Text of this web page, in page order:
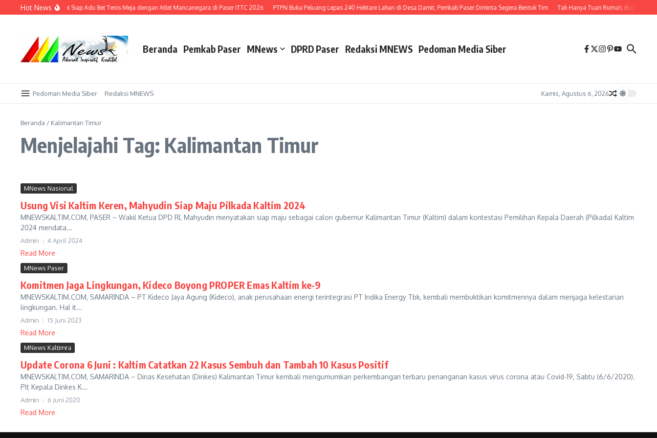
Lewati ke konten
Hot News
Rumah, Bupati Fahmi Siap Adu Bet Tenis Meja dengan Atlet Mancanegara di Paser ITTC 2026 PTPN Buka Peluang Lepas 240 Hektare Lahan di Desa Damit, Pemkab Paser Diminta Segera Bentuk Tim Tak Hanya Tuan Rumah, Bupati
Beranda Pemkab Paser MNews DPRD Paser Redaksi MNEWS Pedoman Media Siber
Pedoman Media Siber Redaksi MNEWS Kamis, Agustus 6, 2026
Beranda / Kalimantan Timur
Menjelajahi Tag: Kalimantan Timur
MNews Nasional
Usung Visi Kaltim Keren, Mahyudin Siap Maju Pilkada Kaltim 2024
MNEWSKALTIM.COM, PASER – Wakil Ketua DPD RI, Mahyudin menyatakan siap maju sebagai calon gubernur Kalimantan Timur (Kaltim) dalam kontestasi Pemilihan Kepala Daerah (Pilkada) Kaltim
2024 mendata...
Admin 4 April 2024
Read More
MNews Paser
Komitmen Jaga Lingkungan, Kideco Boyong PROPER Emas Kaltim ke-9
MNEWSKALTIM.COM, SAMARINDA – PT Kideco Jaya Agung (Kideco), anak perusahaan energi terintegrasi PT Indika Energy Tbk, kembali membuktikan komitmennya dalam menjaga kelestarian
lingkungan. Hal it...
Admin 15 Juni 2023
Read More
MNews Kaltimra
Update Corona 6 Juni : Kaltim Catatkan 22 Kasus Sembuh dan Tambah 10 Kasus Positif
MNEWSKALTIM.COM, SAMARINDA – Dinas Kesehatan (Dinkes) Kalimantan Timur kembali mengumumkan perkembangan terbaru penanganan kasus virus corona atau Covid-19, Sabtu (6/6/2020).
Plt Kepala Dinkes K...
Admin 6 Juni 2020
Read More